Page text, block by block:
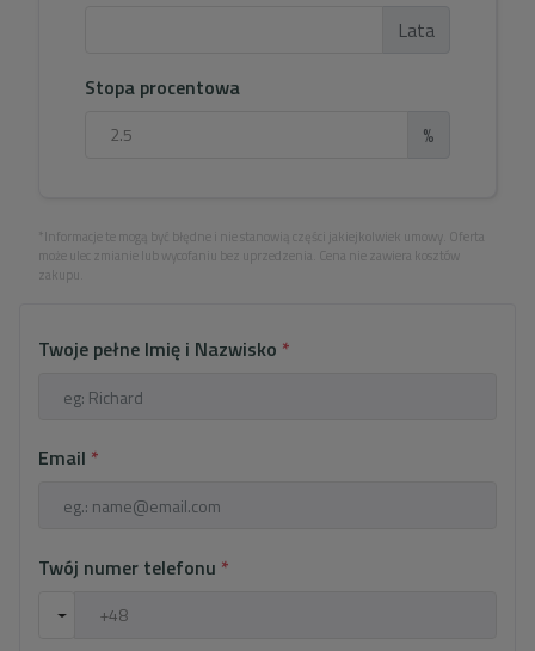
Lata
Stopa procentowa
%
*Informacje te mogą być błędne i nie stanowią części jakiejkolwiek umowy. Oferta
może ulec zmianie lub wycofaniu bez uprzedzenia. Cena nie zawiera kosztów
zakupu.
Twoje pełne Imię i Nazwisko *
Email *
Twój numer telefonu *